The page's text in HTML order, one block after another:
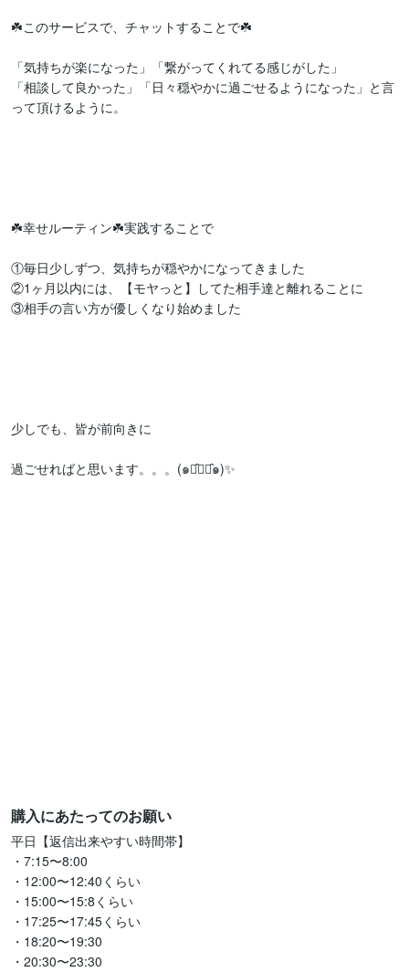
☘️このサービスで、チャットすることで☘️
「気持ちが楽になった」「繋がってくれてる感じがした」
「相談して良かった」「日々穏やかに過ごせるようになった」と言
って頂けるように。
☘️幸せルーティン☘️実践することで
①毎日少しずつ、気持ちが穏やかになってきました
②1ヶ月以内には、【モヤっと】してた相手達と離れることに
③相手の言い方が優しくなり始めました
少しでも、皆が前向きに
過ごせればと思います。。。(๑･̑◡･̑๑)✨
購入にあたってのお願い
平日【返信出来やすい時間帯】
・7:15〜8:00
・12:00〜12:40くらい
・15:00〜15:8くらい
・17:25〜17:45くらい
・18:20〜19:30
・20:30〜23:30